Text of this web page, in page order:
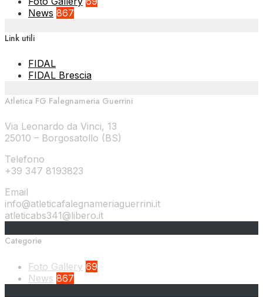
News 867
Link utili
FIDAL
FIDAL Brescia
Atletica FG Falegnameria Guerrini
Via Leonardo da Vinci, 13
25010 – Borgosatollo (BS)
Telefono
+39 347 8193823
Email
info@atleticafalegnameriaguerrini.it
atleticabs341@libero.it
Categorie
Foto Gallery 69
News 867